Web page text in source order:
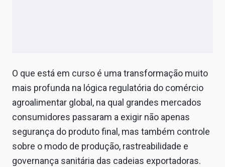
Conteúdo de Marca
Sobre
Expediente
O que está em curso é uma transformação muito
mais profunda na lógica regulatória do comércio
agroalimentar global, na qual grandes mercados
consumidores passaram a exigir não apenas
segurança do produto final, mas também controle
sobre o modo de produção, rastreabilidade e
governança sanitária das cadeias exportadoras.